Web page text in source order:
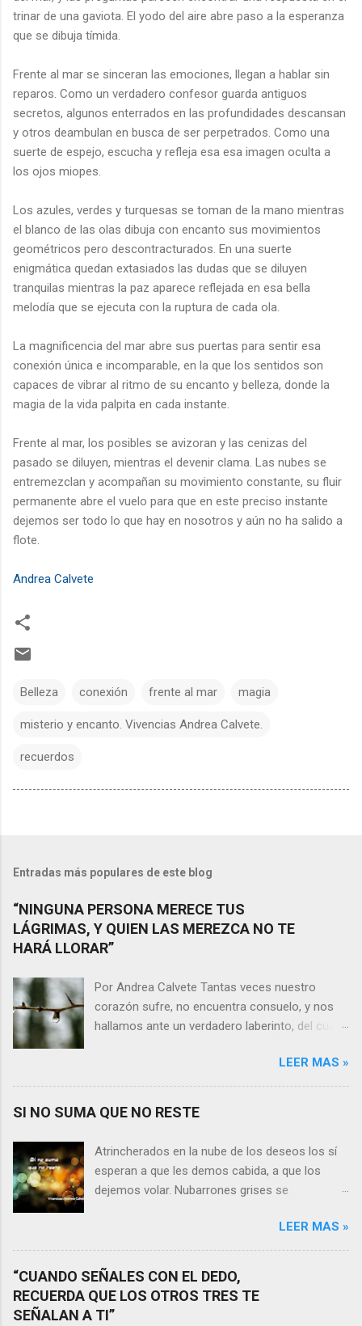
trinar de una gaviota. El yodo del aire abre paso a la esperanza
que se dibuja tímida.
Frente al mar se sinceran las emociones, llegan a hablar sin
reparos. Como un verdadero confesor guarda antiguos
secretos, algunos enterrados en las profundidades descansan
y otros deambulan en busca de ser perpetrados. Como una
suerte de espejo, escucha y refleja esa esa imagen oculta a
los ojos miopes.
Los azules, verdes y turquesas se toman de la mano mientras
el blanco de las olas dibuja con encanto sus movimientos
geométricos pero descontracturados. En una suerte
enigmática quedan extasiados las dudas que se diluyen
tranquilas mientras la paz aparece reflejada en esa bella
melodía que se ejecuta con la ruptura de cada ola.
La magnificencia del mar abre sus puertas para sentir esa
conexión única e incomparable, en la que los sentidos son
capaces de vibrar al ritmo de su encanto y belleza, donde la
magia de la vida palpita en cada instante.
Frente al mar, los posibles se avizoran y las cenizas del
pasado se diluyen, mientras el devenir clama. Las nubes se
entremezclan y acompañan su movimiento constante, su fluir
permanente abre el vuelo para que en este preciso instante
dejemos ser todo lo que hay en nosotros y aún no ha salido a
flote.
Andrea Calvete
Belleza conexión frente al mar magia
misterio y encanto. Vivencias Andrea Calvete.
recuerdos
Entradas más populares de este blog
“NINGUNA PERSONA MERECE TUS
LÁGRIMAS, Y QUIEN LAS MEREZCA NO TE
HARÁ LLORAR”
Por Andrea Calvete Tantas veces nuestro
corazón sufre, no encuentra consuelo, y nos
hallamos ante un verdadero laberinto, del cual
razones pierden el sentido, y las respuestas se
alejan tan distantes que no alcanzamos a
nuestras lágrimas?, quizás quien esté
Por otra parte, si nos ponemos a pensar en
algún momento de la vida todos hemos sufrido
por causa de una persona. Entonces ¿cómo
“ninguna persona merece tus lágrimas, y quien
las merezca no te hará llorar”, tal vez
comprendamos que quien realmente nos
LEER MAS »
SI NO SUMA QUE NO RESTE
Atrincherados en la nube de los deseos los sí
esperan a que les demos cabida, a que los
dejemos volar. Nubarrones grises se
indecisión, o simplemente por no ver con
claridad el camino a seguir. Lo claro es que si
no suma que no reste. En esa puja por decidir,
entran en nuestra vida conceptos y personas
que en realidad no tienen demasiada cabida,
LEER MAS »
“CUANDO SEÑALES CON EL DEDO,
RECUERDA QUE LOS OTROS TRES TE
SEÑALAN A TI”